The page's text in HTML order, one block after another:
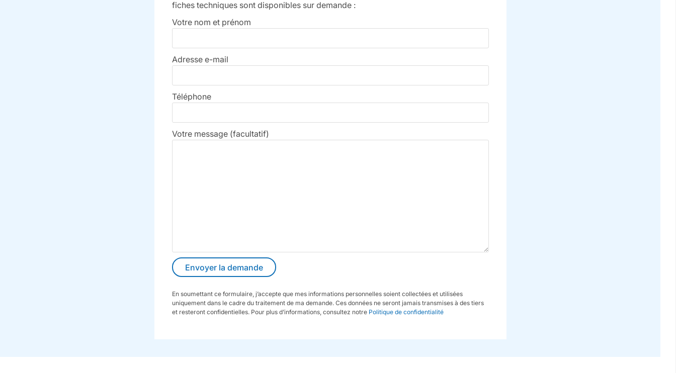
fiches techniques sont disponibles sur demande :
Votre nom et prénom
Adresse e-mail
Téléphone
Votre message (facultatif)
En soumettant ce formulaire, j’accepte que mes informations personnelles soient collectées et utilisées
uniquement dans le cadre du traitement de ma demande. Ces données ne seront jamais transmises à des tiers
et resteront confidentielles. Pour plus d’informations, consultez notre Politique de confidentialité